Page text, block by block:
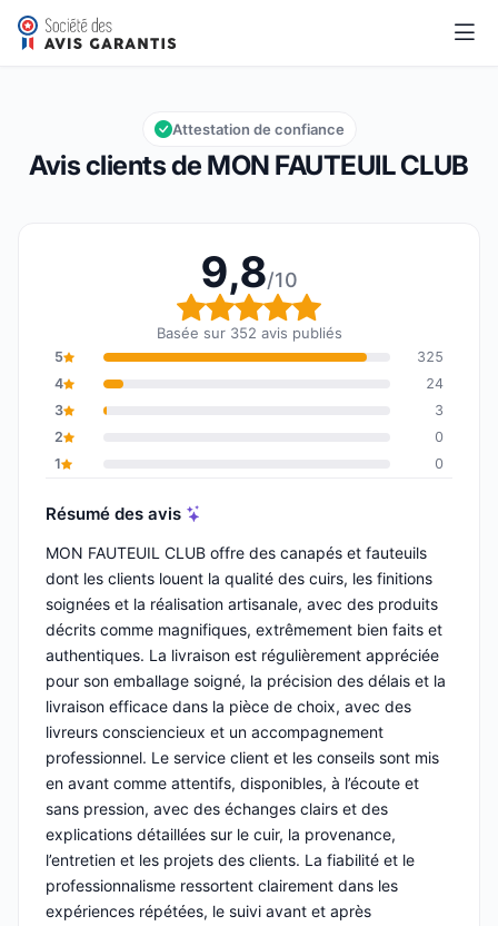
MON FAUTEUIL CLUB
Note globale : 9,8 sur 10
9,8/10
Avis clients de MON FAUTEUIL CLUB
Attestation de confiance
9,8/10
Note globale : 9,8 sur
Basée sur 352 avis publiés
5
325
4
24
3
3
2
0
1
0
Résumé des avis
MON FAUTEUIL CLUB offre des canapés et fauteuils
dont les clients louent la qualité des cuirs, les finitions
soignées et la réalisation artisanale, avec des produits
décrits comme magnifiques, extrêmement bien faits et
authentiques. La livraison est régulièrement appréciée
pour son emballage soigné, la précision des délais et la
livraison efficace dans la pièce de choix, avec des
livreurs consciencieux et un accompagnement
professionnel. Le service client et les conseils sont mis
en avant comme attentifs, disponibles, à l’écoute et
sans pression, avec des échanges clairs et des
explications détaillées sur le cuir, la provenance,
l’entretien et les projets des clients. La fiabilité et le
professionnalisme ressortent clairement dans les
expériences répétées, le suivi avant et après